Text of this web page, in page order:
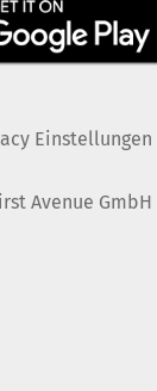
Einstellungen
Avenue GmbH